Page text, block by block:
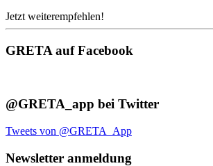
Jetzt weiterempfehlen!
GRETA auf Facebook
@GRETA_app bei Twitter
Tweets von @GRETA_App
Newsletter anmeldung